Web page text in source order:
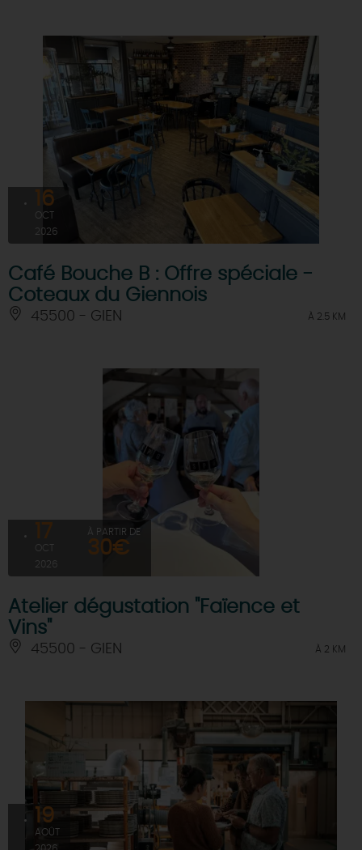
16
OCT
2026
Café Bouche B : Offre spéciale -
Coteaux du Giennois
45500 - GIEN À 2.5 KM
17
OCT
2026
À PARTIR DE
30€
Atelier dégustation "Faïence et
Vins"
45500 - GIEN À 2 KM
19
AOÛT